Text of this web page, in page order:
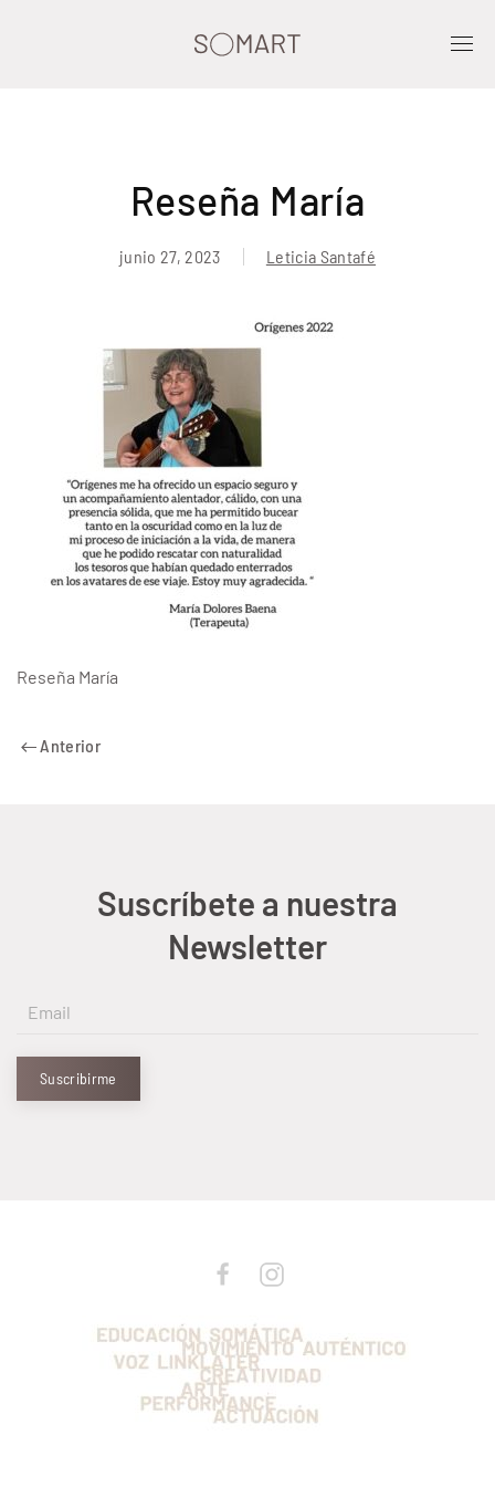
Reseña María
junio 27, 2023 Leticia Santafé
Reseña María
Anterior
Suscríbete a nuestra
Newsletter
Suscribirme